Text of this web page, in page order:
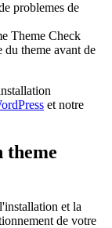
problemes de
Theme Check
du theme avant de
et notre
theme
et la
de votre